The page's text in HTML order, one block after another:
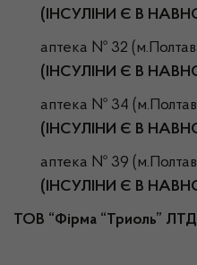
(ІНСУЛІНИ Є В
аптека № 32
(ІНСУЛІНИ Є В
аптека № 34
(ІНСУЛІНИ Є В
аптека № 39
(ІНСУЛІНИ Є В
ТОВ “Фірма “Триоль”